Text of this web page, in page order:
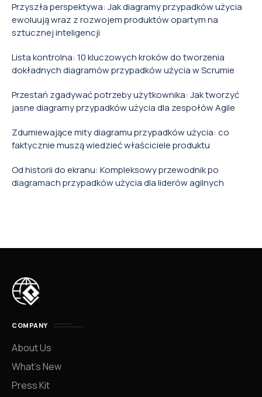
Przyszła perspektywa: Jak diagramy przypadków użycia
ewoluują wraz z rozwojem produktów opartym na
sztucznej inteligencji
Lista kontrolna: 10 kluczowych kroków do tworzenia
dokładnych diagramów przypadków użycia w Scrumie
Przestań zgadywać potrzeby użytkownika: Jak tworzyć
jasne diagramy przypadków użycia dla zespołów Agile
Zdumiewające mity diagramu przypadków użycia: co
faktycznie muszą wiedzieć właściciele produktu
Od historii do ekranu: Kompleksowy przewodnik po
diagramach przypadków użycia dla liderów agilnych
COMPANY
About Us
What’s New
Press Kit